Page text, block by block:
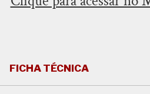
FICHA TÉCNICA